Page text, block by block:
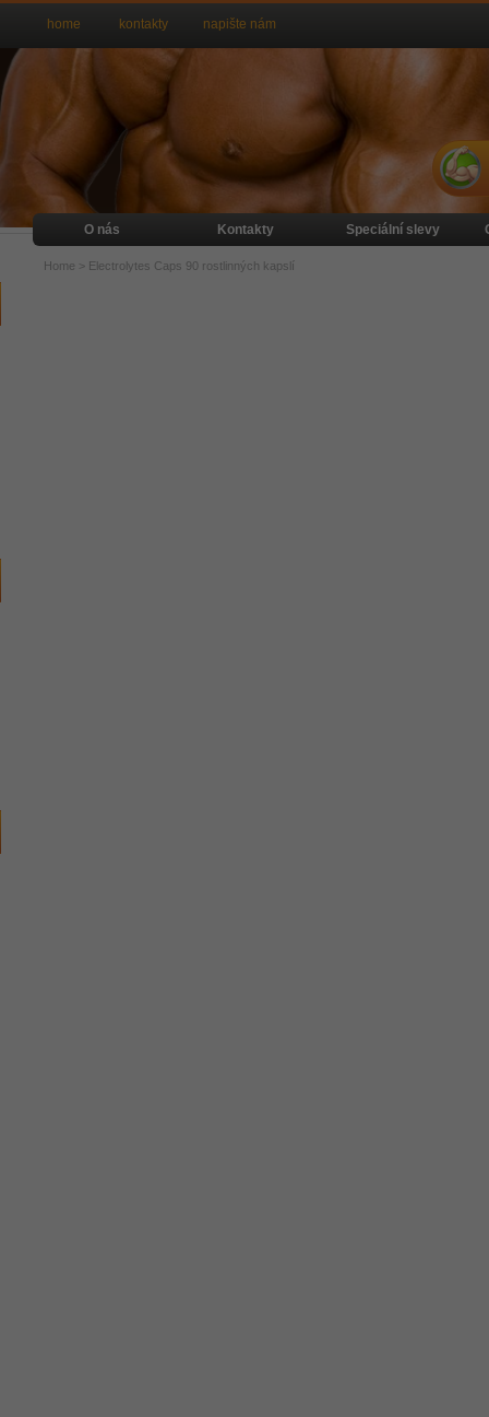
home kontakty napište nám
O nás Kontakty Speciální slevy
Home > Electrolytes Caps 90 rostlinných kapslí